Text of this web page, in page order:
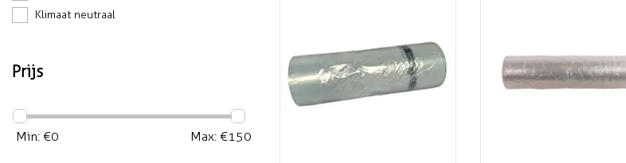
Klimaat neutraal
Prijs
Min: €0 Max: €150